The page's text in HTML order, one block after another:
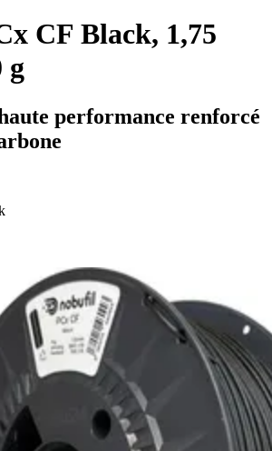
CF Black, 1,75
g
performance renforcé